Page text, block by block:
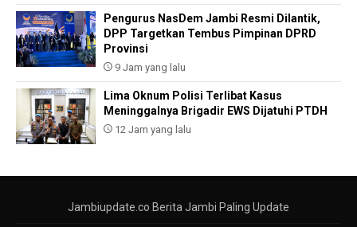
Pengurus NasDem Jambi Resmi Dilantik,
DPP Targetkan Tembus Pimpinan DPRD
Provinsi
9 Jam yang lalu
Lima Oknum Polisi Terlibat Kasus
Meninggalnya Brigadir EWS Dijatuhi PTDH
12 Jam yang lalu
Jambiupdate.co Berita Jambi Paling Update